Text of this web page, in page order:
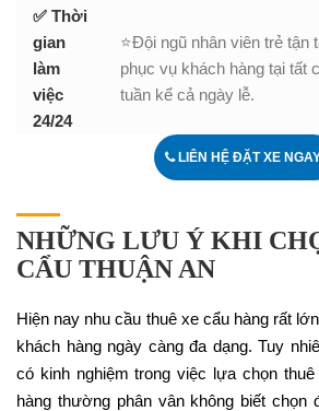
✅ Thời
gian
làm
việc
24/24
⭐Đội ngũ nhân viên trẻ tận
phục vụ khách hàng tại tất
tuần kể cả ngày lễ.
LIÊN HỆ ĐẶT XE
NHỮNG LƯU Ý KHI
CẨU THUẬN AN
Hiện nay nhu cầu thuê xe cẩu hàng rất
khách hàng ngày càng đa dạng. Tuy
có kinh nghiệm trong việc lựa chọn
hàng thường phân vân không biết chọn